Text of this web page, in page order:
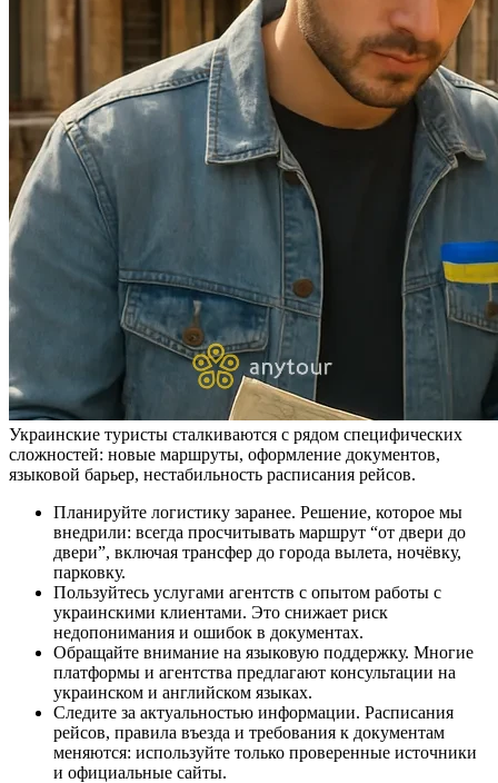
Украинские туристы сталкиваются с рядом специфических
сложностей: новые маршруты, оформление документов,
языковой барьер, нестабильность расписания рейсов.
Планируйте логистику заранее. Решение, которое мы
внедрили: всегда просчитывать маршрут “от двери до
двери”, включая трансфер до города вылета, ночёвку,
парковку.
Пользуйтесь услугами агентств с опытом работы с
украинскими клиентами. Это снижает риск
недопонимания и ошибок в документах.
Обращайте внимание на языковую поддержку. Многие
платформы и агентства предлагают консультации на
украинском и английском языках.
Следите за актуальностью информации. Расписания
рейсов, правила въезда и требования к документам
меняются: используйте только проверенные источники
и официальные сайты.